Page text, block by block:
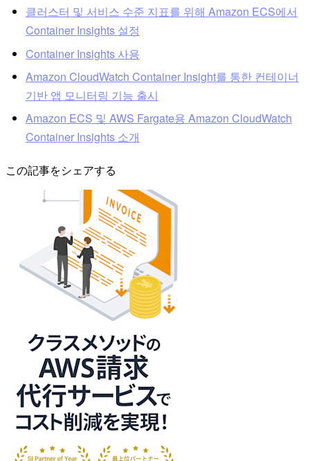
클러스터 및 서비스 수준 지표를 위해 Amazon ECS에서
Container Insights 설정
Container Insights 사용
Amazon CloudWatch Container Insight를 통한 컨테이너
기반 앱 모니터링 기능 출시
Amazon ECS 및 AWS Fargate용 Amazon CloudWatch
Container Insights 소개
この記事をシェアする